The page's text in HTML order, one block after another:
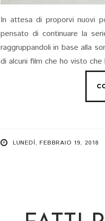
In attesa di proporvi nuovi
pensato di continuare la
raggruppandoli in base alla
di alcuni film che ho visto
LUNEDÌ, FEBBRAIO 19, 2018